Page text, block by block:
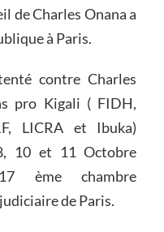
de Charles Onana a
à Paris.
contre Charles
pro Kigali ( FIDH,
LICRA et Ibuka)
10 et 11 Octobre
ème chambre
de Paris.